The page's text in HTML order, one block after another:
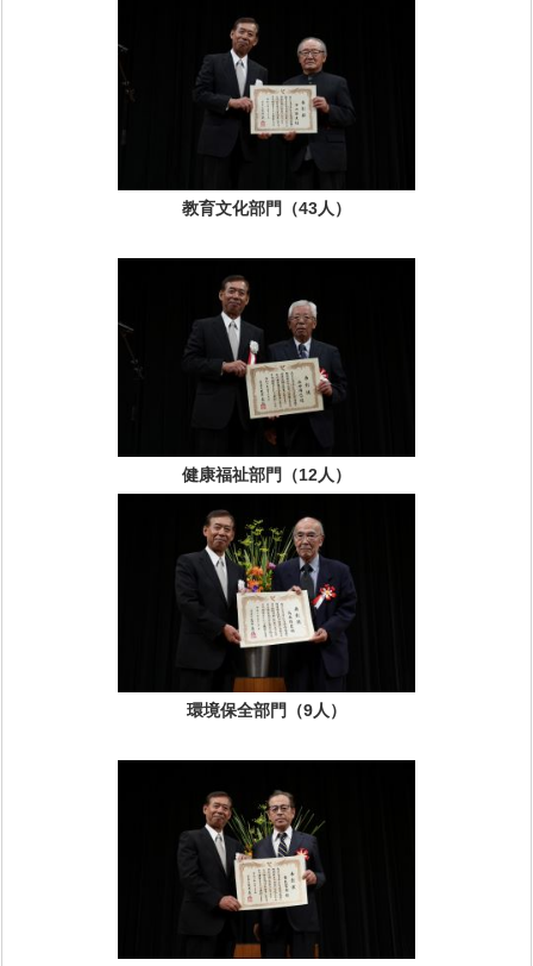
教育文化部門（43人）
健康福祉部門（12人）
環境保全部門（9人）